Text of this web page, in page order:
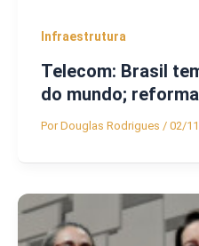
Infraestrutura
Telecom: Brasil
do mundo;
PorDouglas Rodrigues / 02/